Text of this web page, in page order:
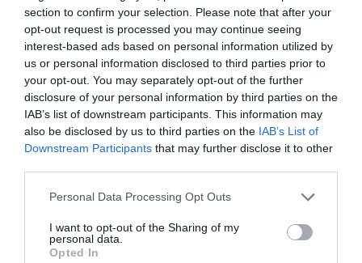
section to confirm your selection. Please note that after your
opt-out request is processed you may continue seeing
interest-based ads based on personal information utilized by
us or personal information disclosed to third parties prior to
your opt-out. You may separately opt-out of the further
disclosure of your personal information by third parties on the
IAB’s list of downstream participants. This information may
also be disclosed by us to third parties on the IAB’s List of
Downstream Participants that may further disclose it to other
Personal Data Processing Opt Outs
I want to opt-out of the Sharing of my
personal data.
Opted In
Το πρώτο!